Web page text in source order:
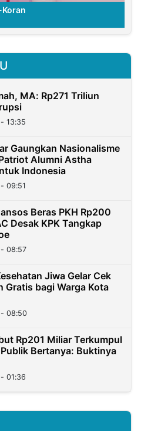
Koran
MA: Rp271 Triliun
13:35
Gaungkan Nasionalisme
Alumni Astha
Indonesia
09:51
Beras PKH Rp200
Desak KPK Tangkap
08:57
Jiwa Gelar Cek
Gratis bagi Warga Kota
08:50
Rp201 Miliar Terkumpul
Bertanya: Buktinya
01:36